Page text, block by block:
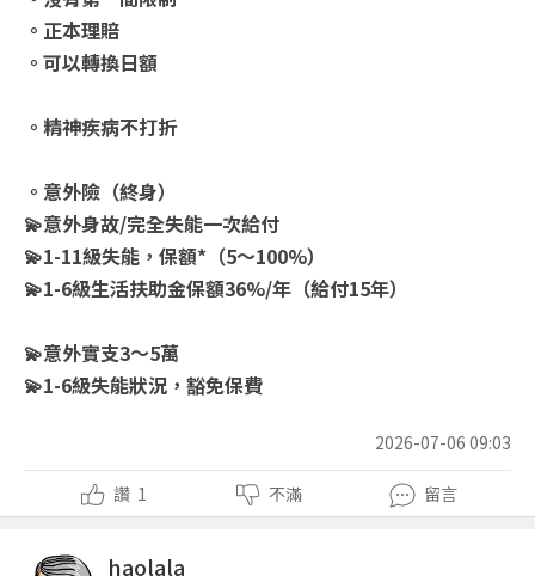
。正本理賠
。可以轉換日額
。精神疾病不打折
。意外險（終身）
💫意外身故/完全失能一次給付
💫1-11級失能，保額*（5～100%）
💫1-6級生活扶助金保額36%/年（給付15年）
💫意外實支3～5萬
💫1-6級失能狀況，豁免保費
2026-07-06 09:03
讚 1 不滿 留言
haolala